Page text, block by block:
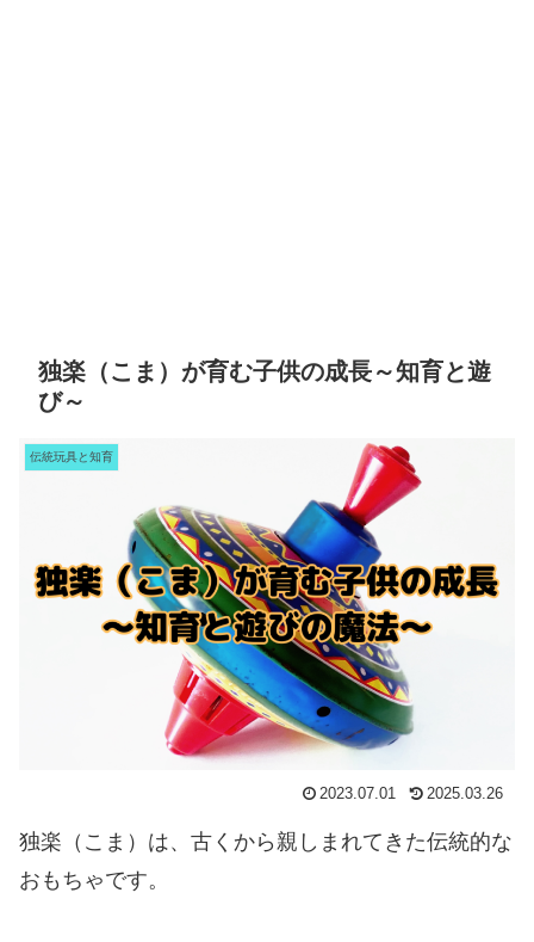
独楽（こま）が育む子供の成長～知育と遊
び～
伝統玩具と知育
2023.07.01 2025.03.26
独楽（こま）は、古くから親しまれてきた伝統的な
おもちゃです。